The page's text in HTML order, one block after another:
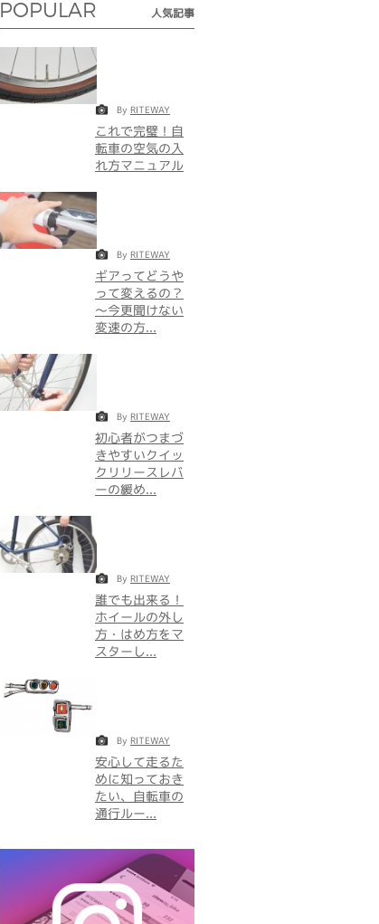
POPULAR 人気記事
By RITEWAY
これで完璧！自
転車の空気の入
れ方マニュアル
By RITEWAY
ギアってどうや
って変えるの？
～今更聞けない
変速の方...
By RITEWAY
初心者がつまづ
きやすいクイッ
クリリースレバ
ーの緩め...
By RITEWAY
誰でも出来る！
ホイールの外し
方・はめ方をマ
スターし...
By RITEWAY
安心して走るた
めに知っておき
たい、自転車の
通行ルー...